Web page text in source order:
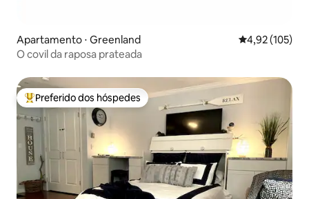
Apartamento ⋅ Greenland 4,92 de uma
4,92 (105)
O covil da raposa prateada
Entre os melhores preferidos dos hóspedes
Preferido dos hóspedes